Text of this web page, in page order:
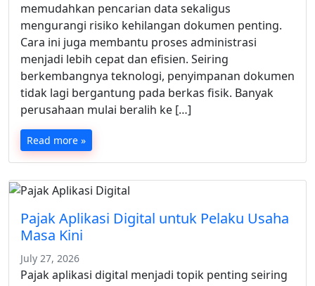
memudahkan pencarian data sekaligus
mengurangi risiko kehilangan dokumen penting.
Cara ini juga membantu proses administrasi
menjadi lebih cepat dan efisien. Seiring
berkembangnya teknologi, penyimpanan dokumen
tidak lagi bergantung pada berkas fisik. Banyak
perusahaan mulai beralih ke […]
Read more »
Pajak Aplikasi Digital untuk Pelaku Usaha
Masa Kini
July 27, 2026
Pajak aplikasi digital menjadi topik penting seiring